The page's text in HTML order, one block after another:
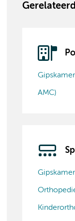
Gerelateerd
AMC)
Gipskamer